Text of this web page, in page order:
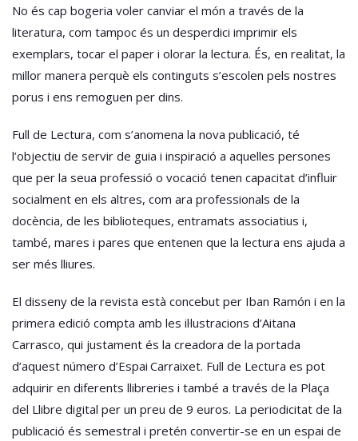
No és cap bogeria voler canviar el món a través de la
literatura, com tampoc és un desperdici imprimir els
exemplars, tocar el paper i olorar la lectura. És, en realitat, la
millor manera perquè els continguts s’escolen pels nostres
porus i ens remoguen per dins.
Full de Lectura, com s’anomena la nova publicació, té
l’objectiu de servir de guia i inspiració a aquelles persones
que per la seua professió o vocació tenen capacitat d’influir
socialment en els altres, com ara professionals de la
docència, de les biblioteques, entramats associatius i,
també, mares i pares que entenen que la lectura ens ajuda a
ser més lliures.
El disseny de la revista està concebut per Iban Ramón i en la
primera edició compta amb les il·lustracions d’Aitana
Carrasco, qui justament és la creadora de la portada
d’aquest número d’Espai Carraixet. Full de Lectura es pot
adquirir en diferents llibreries i també a través de la Plaça
del Llibre digital per un preu de 9 euros. La periodicitat de la
publicació és semestral i pretén convertir-se en un espai de